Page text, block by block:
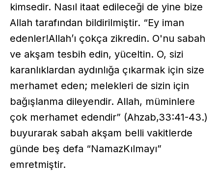
kimsedir. Nasıl itaat edileceği de yine bize
Allah tarafından bildirilmiştir. “Ey iman
edenler!Allah’ı çokça zikredin. O'nu sabah
ve akşam tesbih edin, yüceltin. O, sizi
karanlıklardan aydınlığa çıkarmak için size
merhamet eden; melekleri de sizin için
bağışlanma dileyendir. Allah, müminlere
çok merhamet edendir” (Ahzab,33:41-43.)
buyurarak sabah akşam belli vakitlerde
günde beş defa “NamazKılmayı”
emretmiştir.